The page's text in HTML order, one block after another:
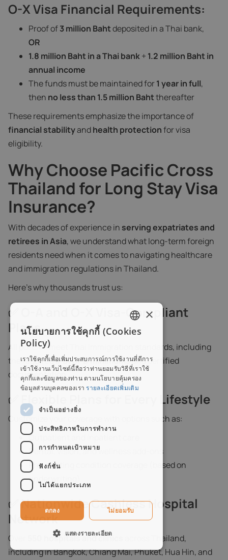
O-X Visa Financial Requirements:
Proof of3 million Bahtdeposited in a Thai bank,
OR
1.8 million Baht in a Thai bank+ 1.2 million Baht in
annual income
The funds must be maintained for1 year in full,
then no less than 1.5 million Bahtthereafter
These requirements emphasize the importance of
financial stabilityandhealth protectionfor visa
eligibility.
Why Choose Pacific Cross
Thailand for Long Stay Visa
Insurance?
With decades of experience in serving expatriates and
retirees in Asia, we understand what long-term foreign
residents need when it comes to navigating healthcare
and immigration regulations in Thailand.
Here’s why thousands trust us:
✅ O-A and O-X Visa-Compliant
Plans
All policies meet Thai Immigration standards, including
the requiredIPD/OPD minimumsand certified
documentation.
✅ Flexible Plans for Every Lifestyle
Customize your coverage with options such as:
Outpatient and inpatient care
Dental, vision, and wellness add-ons
Pre-existing condition coverage (based on
underwriting)
✅ Nationwide Cashless Hospital
Network
Over 550 hospitals and clinics
across Thailand,
including in Bangkok, Chiang Mai, Phuket, Hua Hin, and
ENGLISH
×
นโยบายการใช้คุกกี้ (Cookies
Policy)
เราใช้คุกกี้เพื่อเพิ่มประสบการณ์การใช้งานที่ดีการ
เข้าใช้งานเว็บไซต์นี้ถือว่าท่านยอมรับวิธีที่เราใช้
คุกกี้และข้อมูลของท่าน ตามนโยบายคุ้มครอง
ข้อมูลส่วนบุคคลของเรา รายละเอียดเพิ่มเติม
จำเป็นอย่างยิ่ง
ประสิทธิภาพในการทำงาน
การกำหนดเป้าหมาย
ฟังก์ชั่น
ไม่ได้แยกประเภท
ตกลง ไม่ยอมรับ
แสดงรายละเอียด